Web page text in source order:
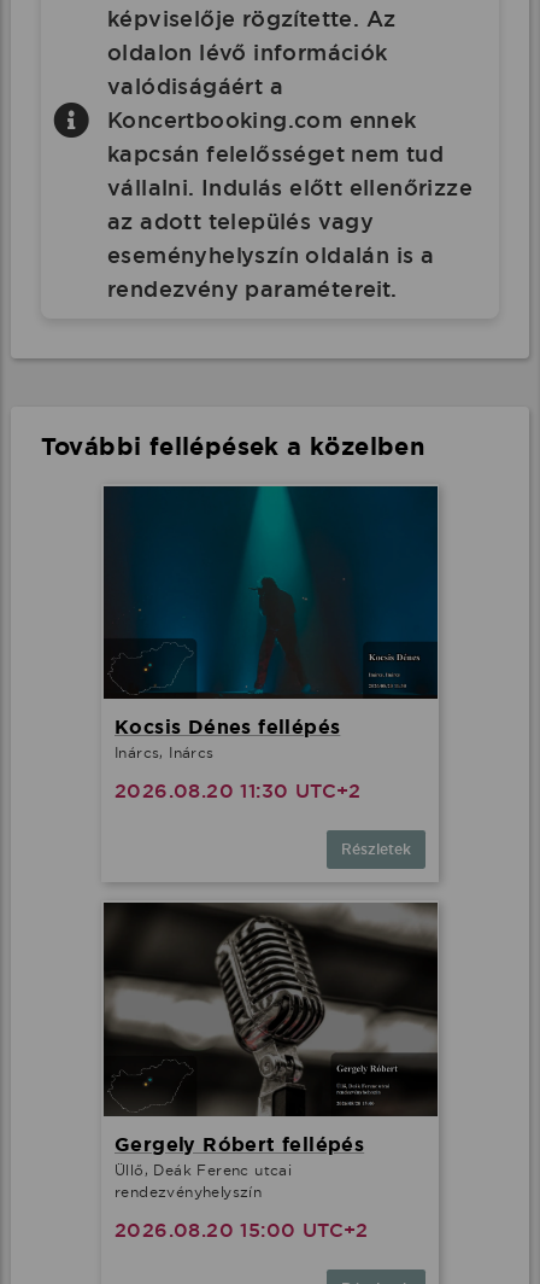
képviselője rögzítette. Az
oldalon lévő információk
valódiságáért a
Koncertbooking.com ennek
kapcsán felelősséget nem tud
vállalni. Indulás előtt ellenőrizze
az adott település vagy
eseményhelyszín oldalán is a
rendezvény paramétereit.
További fellépések a közelben
Kocsis Dénes fellépés
Inárcs, Inárcs
2026.08.20 11:30 UTC+2
Részletek
Gergely Róbert fellépés
Üllő, Deák Ferenc utcai
rendezvényhelyszín
2026.08.20 15:00 UTC+2